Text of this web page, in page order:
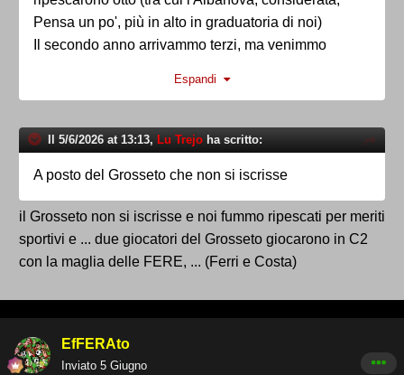
Pensa un po', più in alto in graduatoria di noi)
Il secondo anno arrivammo terzi, ma venimmo
aspiranti al ripescaggio per rinuncia della Narnese.
(spesso di bacini importanti) e dunque alla fine
venimmo ripescati come altre squadre.
Non credo Giulivi abbia avuto meriti particolari.
Espandi
Il 5/6/2026 at 13:13, Lu Trejo ha scritto:
A posto del Grosseto che non si iscrisse
il Grosseto non si iscrisse e noi fummo ripescati per meriti
sportivi e ... due giocatori del Grosseto giocarono in C2
con la maglia delle FERE, ... (Ferri e Costa)
EfFERAto
Inviato 5 Giugno